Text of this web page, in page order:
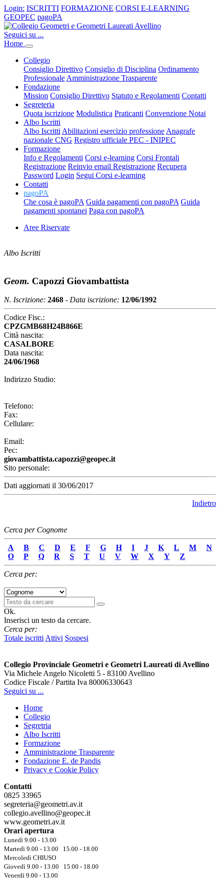
Login: ISCRITTI FORMAZIONE CORSI E-LEARNING
GEOPEC pagoPA
Seguici su ...
Home
Collegio
Consiglio Direttivo Consiglio di Disciplina Ordinamento
Professionale Amministrazione Trasparente
Fondazione
Mission Consiglio Direttivo Statuto e Regolamenti Contatti
Segreteria
Quota iscrizione Modulistica Praticanti Convenzione Notai
Albo Iscritti
Albo Iscritti Abilitazioni esercizio professione Anagrafe
nazionale CNG Registro ufficiale PEC - INIPEC
Formazione
Info e Regolamenti Corsi e-learning Corsi Frontali
Registrazione Reinvio email Registrazione Recupera
Password Login Segui Corsi e-learning
Contatti
pagoPA
Che cosa è pagoPA Guida pagamenti con pagoPA Guida
pagamenti spontanei Paga con pagoPA
Aree Riservate
Albo Iscritti
Geom. Capozzi Giovambattista
N. Iscrizione: 2468 - Data iscrizione: 12/06/1992
Codice Fisc.:
CPZGMB68H24B866E
Città nascita:
CASALBORE
Data nascita:
24/06/1968
Indirizzo Studio:
Telefono:
Fax:
Cellulare:
Email:
Pec:
giovambattista.capozzi@geopec.it
Sito personale:
Dati aggiornati il 30/06/2017
Indietro
Cerca per Cognome
A B C D E F G H I J K L M
N
O
P Q R S T U V W X Y Z
Cerca per:
Ok.
Inserisci un testo da cercare.
Cerca per:
Totale iscrittiAttivi Sospesi
Collegio Provinciale Geometri e Geometri Laureati di Avellino
Via Michele Angelo Nicoletti 5 - 83100 Avellino
Codice Fiscale / Partita Iva 80006330643
Seguici su ...
Home
Collegio
Segretria
Albo Iscritti
Formazione
Amministrazione Trasparente
Fondazione E. de Pandis
Privacy e Cookie Policy
Contatti
0825 33965
segreteria@geometri.av.it
collegio.avellino@geopec.it
www.geometri.av.it
Orari apertura
Lunedì 9.00 - 13.00
Martedì 9.00 - 13.00 15.00 - 18.00
Mercoledì CHIUSO
Giovedì 9.00 - 13.00 15.00 - 18.00
Venerdì 9.00 - 13.00